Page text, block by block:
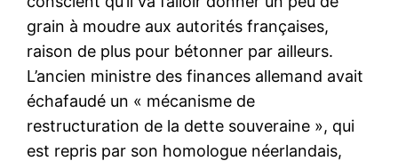
grain à moudre aux autorités françaises,
raison de plus pour bétonner par ailleurs.
L’ancien ministre des finances allemand avait
échafaudé un « mécanisme de
restructuration de la dette souveraine », qui
est repris par son homologue néerlandais,